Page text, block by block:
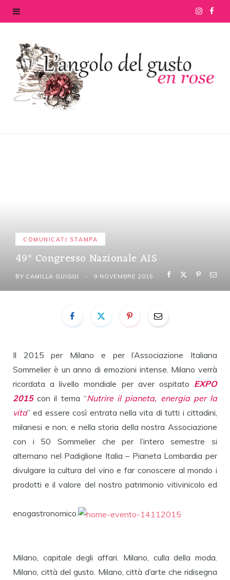
I
t e
COMUNICATI STAMPA
49° Congresso Nazionale AIS
BY CAMILLA GUIGGI 9 NOVEMBRE 2015
Il 2015 per Milano e per l’Associazione Italiana
Sommelier è un anno di emozioni intense. Milano verrà
ricordata a livello mondiale per aver ospitato EXPO
2015con il tema “Nutrire il pianeta, energia per la
vita” ed essere così entrata nella vita di tutti i cittadini,
milanesi e non, e nella storia della nostra Associazione
con i 50 Sommelier che per l’intero semestre si
alternano nel Padiglione Italia – Pianeta Lombardia per
divulgare la cultura del vino e far conoscere al mondo i
prodotti e il valore del nostro patrimonio vitivinicolo ed
enogastronomico.
Milano, capitale degli affari. Milano, culla della moda.
Milano, città del gusto. Milano, città d’arte che ridisegna